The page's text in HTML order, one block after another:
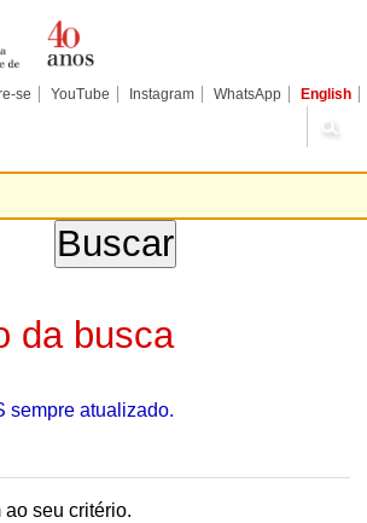
se YouTube Instagram WhatsApp English
da busca
sempre atualizado.
seu critério.